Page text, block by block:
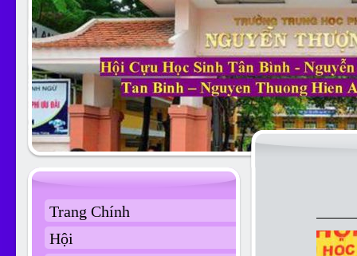
Trang Chính
Hội